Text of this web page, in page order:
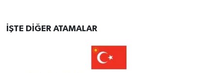
İŞTE DİĞER ATAMALAR